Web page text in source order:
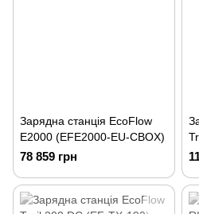
Зарядна станція EcoFlow
E2000 (EFE2000-EU-CBOX)
78 859 грн